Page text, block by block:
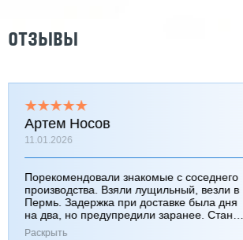
ОТЗЫВЫ
Артем Носов
11.01.2026
Порекомендовали знакомые с соседнего
производства. Взяли лущильный, везли в
Пермь. Задержка при доставке была дня
на два, но предупредили заранее. Станок
работает хорошо, к качеству вопросов нет.
Раскрыть